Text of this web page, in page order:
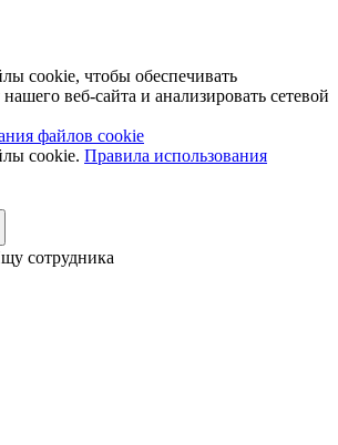
cookie, чтобы обеспечивать
веб-сайта и анализировать сетевой
файлов cookie
cookie. Правила использования
сотрудника